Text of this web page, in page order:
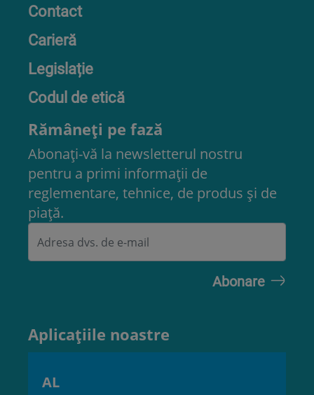
Contact
Carieră
Legislație
Codul de etică
Rămâneți pe fază
Abonați-vă la newsletterul nostru
pentru a primi informații de
reglementare, tehnice, de produs și de
piață.
Aplicațiile noastre
AL